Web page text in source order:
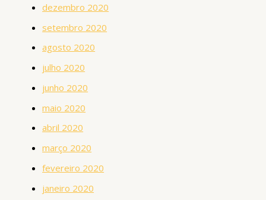
dezembro 2020
setembro 2020
agosto 2020
julho 2020
junho 2020
maio 2020
abril 2020
março 2020
fevereiro 2020
janeiro 2020